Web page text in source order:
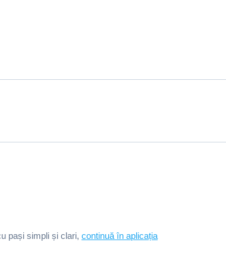
pași simpli și clari, continuă în aplicația